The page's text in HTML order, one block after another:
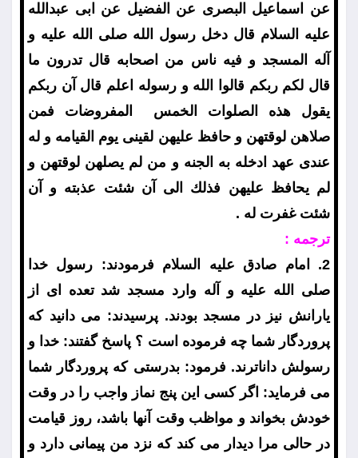
عن اسماعيل البصرى عن الفضيل عن ابى عبدالله
عليه السلام قال دخل رسول الله صلى الله عليه و
آله المسجد و فيه ناس من اصحابه قال تدرون ما
قال لكم ربكم قالوا الله و رسوله اعلم قال آن ربكم
يقول هذه الصلوات الخمس ‍ المفروضات فمن
صلاهن لوقتهن و حافظ عليهن لقينى يوم القيامه و له
عندى عهد ادخله به الجنه و من لم يصلهن لوقتهن و
لم يحافظ عليهن فذلك الى آن شئت عذبته و آن
شئت غفرت له .
ترجمه :
2. امام صادق عليه السلام فرمودند: رسول خدا
صلى الله عليه و آله وارد مسجد شد تعده اى از
يارانش نيز در مسجد بودند. پرسيدند: مى دانيد كه
پروردگار شما چه فرموده است ؟ پاسخ گفتند: خدا و
رسولش داناترند. فرمود: بدرستى كه پروردگار شما
مى فرمايد: اگر كسى اين پنج نماز واجب را در وقت
خودش بخواند و مواظب وقت آنها باشد، روز قيامت
در حالى مرا ديدار مى كند كه نزد من پيمانى دارد و